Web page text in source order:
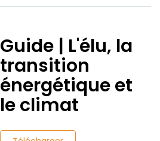
Guide | L'élu, la
transition
énergétique et
le climat